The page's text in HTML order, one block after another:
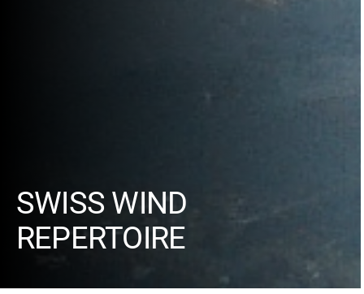
SWISS WIND
REPERTOIRE